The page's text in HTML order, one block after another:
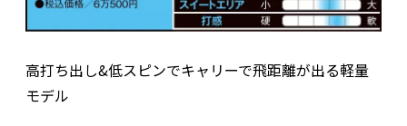
高打ち出し&低スピンでキャリーで飛距離が出る軽量
モデル